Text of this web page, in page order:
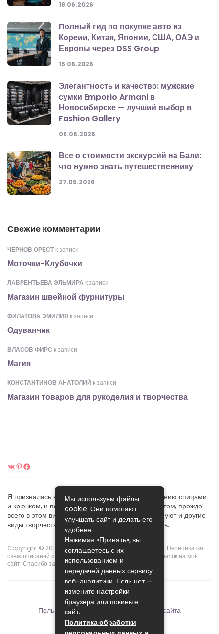
18.06.2026
Полный гид по покупке авто из
Кореии, Китая, Японии, США, ОАЭ и
Европы через DSS Group
15.06.2026
Элегантность и качество: мужские
сумки Emporio Armani в
Новосибирске — лучший выбор в
Fashion Gallery
08.06.2026
Все о стоимости экскурсий на Бали:
что нужно знать путешественнику
27.05.2026
Свежие комментарии
ЧЕРНОВ ОРЕСТ к записи
Моточки-Клубочки
ЛАВРЕНТЬЕВА ЭЛЬМИРА к записи
Магазин швейной фурнитуры
ФИЛАТОВА ЭМИЛИЯ к записи
Одуванчик
ВЛАСОВ ФИРС к записи
Магия
КОНСТАНТИНОВ АНАТОЛИЙ к записи
Магазин товаров для рукоделия и творчества
ВКонтакте
Pinterest
Я призналась вам в своей любви к ручному вязанию спицами
и крючком, и постараюсь поделиться своим опытом, прежде
всего в этом виде рукоделия. Хотя меня интересуют и другие
виды творчества, которые я собираюсь осваивать.
Copyright © 2015-2024.Pikoclub. Права защищены ©. Перепечатка
схем, описаний и фотографий возможны с указанием ссылок на мой
сайт. Спасибо за понимание!
Пользовательское соглашение Карта сайта
Мы используем файлы
cookie. Они помогают
улучшать сайт и делать его
удобнее.
Нажимая «Принять», вы
соглашаетесь с их
использованием и
передачей данных сервису
веб-аналитики. Если нет —
измените настройки
браузера или покиньте
сайт.
Политика обработки